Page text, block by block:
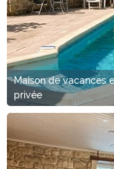
Maison de vacances
privée